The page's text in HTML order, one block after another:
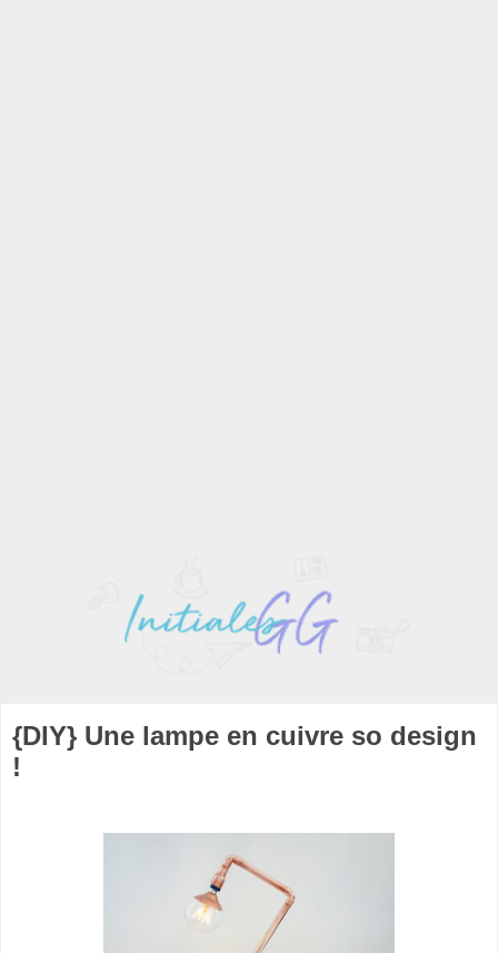
{DIY} Une lampe en cuivre so design
!